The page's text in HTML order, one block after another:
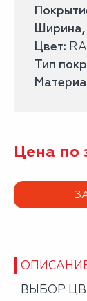
Ширина,
Цвет:
Тип
Цена по
ВЫБОР